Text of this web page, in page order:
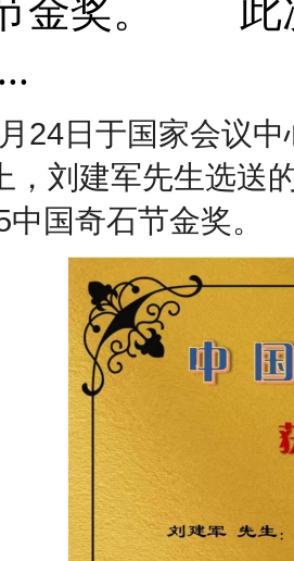
金奖。 此
日于国家会议中
，刘建军先生选
国奇石节金奖。